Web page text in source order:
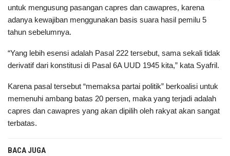
untuk mengusung pasangan capres dan cawapres, karena
adanya kewajiban menggunakan basis suara hasil pemilu 5
tahun sebelumnya.
“Yang lebih esensi adalah Pasal 222 tersebut, sama sekali tidak
derivatif dari konstitusi di Pasal 6A UUD 1945 kita,” kata Syafril.
Karena pasal tersebut “memaksa partai politik” berkoalisi untuk
memenuhi ambang batas 20 persen, maka yang terjadi adalah
capres dan cawapres yang akan dipilih oleh rakyat akan sangat
terbatas.
BACA JUGA